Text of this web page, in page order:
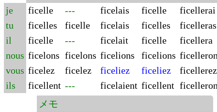
je
ficelle --- ficelais ficelle
ficellerai
tu
ficelles ficelle ficelais ficelles
ficelleras
il
ficelle --- ficelait ficelle
ficellera
nous ficelons ficelons ficelions ficelions
vous ficelez ficelez ficeliez ficeliez
ficellerez
ils
ficellent --- ficelaient ficellent
メモ